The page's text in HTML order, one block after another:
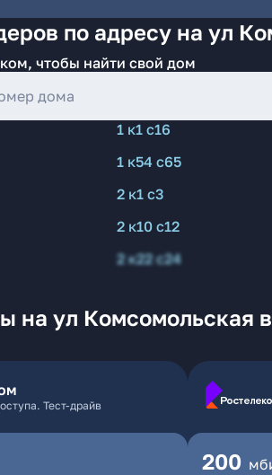
по адресу на ул
чтобы найти свой дом
1 к1 с16
1 к54 с65
2 к1 с3
2 к10 с12
2 к22 с24
на ул Комсомольская
Тест-драйв
200